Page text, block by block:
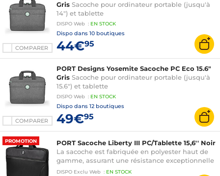
COMPARER
Gris Sacoche pour ordinateur portable (jusqu'à
14") et tablette
DISPO Web : EN STOCK
Dispo dans 10 boutiques
44€95
COMPARER
PORT Designs Yosemite Sacoche PC Eco 15.6"
Gris Sacoche pour ordinateur portable (jusqu'à
15.6") et tablette
DISPO Web : EN STOCK
Dispo dans 12 boutiques
49€95
PROMOTION
PORT Sacoche Liberty III PC/Tablette 15,6'' Noir
La sacoche est fabriquée en polyester haut de
gamme, assurant une résistance exceptionnelle
à l'usure quotidienne.
DISPO Exclu Web : EN STOCK